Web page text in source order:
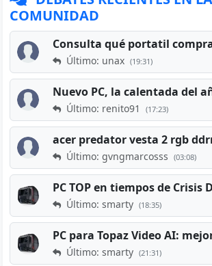
COMUNIDAD
Consulta qué portatil
Último: unax (19:31)
Nuevo PC, la calentada del
Último: renito91 (17:23)
Último: gvngmarcosss (03:08)
Último: smarty (18:35)
Último: smarty (21:31)